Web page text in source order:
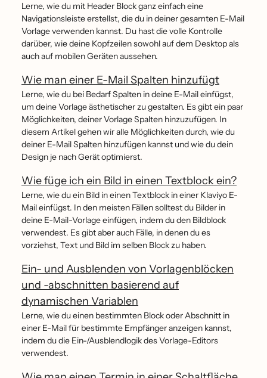
Lerne, wie du mit Header Block ganz einfach eine
Navigationsleiste erstellst, die du in deiner gesamten E-Mail
Vorlage verwenden kannst. Du hast die volle Kontrolle
darüber, wie deine Kopfzeilen sowohl auf dem Desktop als
auch auf mobilen Geräten aussehen.
Wie man einer E-Mail Spalten hinzufügt
Lerne, wie du bei Bedarf Spalten in deine E-Mail einfügst,
um deine Vorlage ästhetischer zu gestalten. Es gibt ein paar
Möglichkeiten, deiner Vorlage Spalten hinzuzufügen. In
diesem Artikel gehen wir alle Möglichkeiten durch, wie du
deiner E-Mail Spalten hinzufügen kannst und wie du dein
Design je nach Gerät optimierst.
Wie füge ich ein Bild in einen Textblock ein?
Lerne, wie du ein Bild in einen Textblock in einer Klaviyo E-
Mail einfügst. In den meisten Fällen solltest du Bilder in
deine E-Mail-Vorlage einfügen, indem du den Bildblock
verwendest. Es gibt aber auch Fälle, in denen du es
vorziehst, Text und Bild im selben Block zu haben.
Ein- und Ausblenden von Vorlagenblöcken
und -abschnitten basierend auf
dynamischen Variablen
Lerne, wie du einen bestimmten Block oder Abschnitt in
einer E-Mail für bestimmte Empfänger anzeigen kannst,
indem du die Ein-/Ausblendlogik des Vorlage-Editors
verwendest.